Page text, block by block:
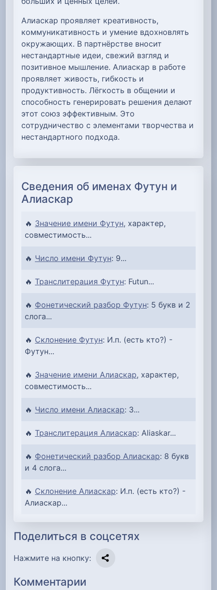
Алиаскар проявляет креативность,
коммуникативность и умение вдохновлять
окружающих. В партнёрстве вносит
нестандартные идеи, свежий взгляд и
позитивное мышление. Алиаскар в работе
проявляет живость, гибкость и
продуктивность. Лёгкость в общении и
способность генерировать решения делают
этот союз эффективным. Это
сотрудничество с элементами творчества и
нестандартного подхода.
Сведения об именах Футун и
Алиаскар
🔥 Значение имени Футун, характер,
совместимость...
🔥 Число имени Футун: 9...
🔥 Транслитерация Футун: Futun...
🔥 Фонетический разбор Футун: 5 букв и 2
слога...
🔥 Склонение Футун: И.п. (есть кто?) -
Футун...
🔥 Значение имени Алиаскар, характер,
совместимость...
🔥 Число имени Алиаскар: 3...
🔥 Транслитерация Алиаскар: Aliaskar...
🔥 Фонетический разбор Алиаскар: 8 букв
и 4 слога...
🔥 Склонение Алиаскар: И.п. (есть кто?) -
Алиаскар...
Поделиться в соцсетях
Нажмите на кнопку:
Комментарии